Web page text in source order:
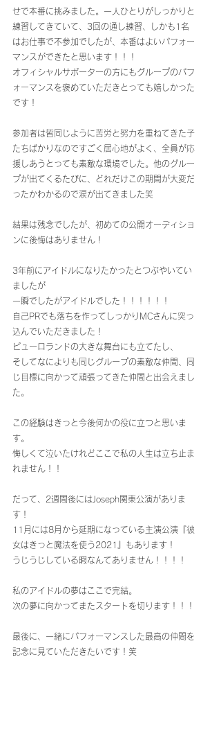
せで本番に挑みました。一人ひとりがしっかりと
練習してきていて、3回の通し練習、しかも1名
はお仕事で不参加でしたが、本番はよいパフォー
マンスができたと思います！！！
オフィシャルサポーターの方にもグループのパフ
ォーマンスを褒めていただきとっても嬉しかった
です！
参加者は皆同じように苦労と努力を重ねてきた子
たちばかりなのですごく居心地がよく、全員が応
援しあうとっても素敵な環境でした。他のグルー
プが出てくるたびに、どれだけこの期間が大変だ
ったかわかるので涙が出てきました笑
結果は残念でしたが、初めての公開オーディショ
ンに後悔はありません！
3年前にアイドルになりたかったとつぶやいてい
ましたが
一瞬でしたがアイドルでした！！！！！！
自己PRでも落ちを作ってしっかりMCさんに突っ
込んでいただきました！
ピューロランドの大きな舞台にも立てたし、
そしてなによりも同じグループの素敵な仲間、同
じ目標に向かって頑張ってきた仲間と出会えまし
た。
この経験はきっと今後何かの役に立つと思いま
す。
悔しくて泣いたけれどここで私の人生は立ち止ま
れません！！
だって、2週間後にはJoseph関東公演がありま
す！
11月には8月から延期になっている主演公演『彼
女はきっと魔法を使う2021』もあります！
うじうじしている暇なんてありません！！！！
私のアイドルの夢はここで完結。
次の夢に向かってまたスタートを切ります！！！
最後に、一緒にパフォーマンスした最高の仲間を
記念に見ていただきたいです！笑